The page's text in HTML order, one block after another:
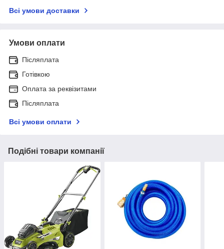
Всі умови доставки
Умови оплати
Післяплата
Готівкою
Оплата за реквізитами
Післяплата
Всі умови оплати
Подібні товари компанії